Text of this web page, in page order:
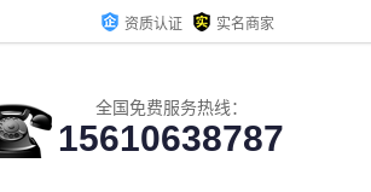
资质认证 实名商家
全国免费服务热线：
15610638787